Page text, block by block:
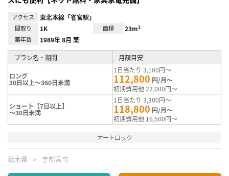
アクセス 東北本線「雀宮駅」
間取り 1K 面積 23m²
築年数 1989年 8月 築
プラン名・期間 月額目安
ロング
30日以上～360日未満
1日当たり 3,100円～
112,800 円/月～
初期費用他 22,000円～
ショート【7日以上】
～30日未満
1日当たり 3,300円～
118,800 円/月～
初期費用他 16,500円～
オートロック
栃木県 宇都宮市